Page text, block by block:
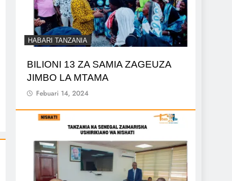
HABARI TANZANIA
BILIONI 13 ZA SAMIA ZAGEUZA
JIMBO LA MTAMA
Febuari 14, 2024